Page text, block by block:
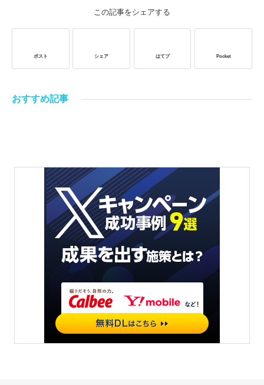
この記事をシェアする
ポスト シェア はてブ Pocket
おすすめ記事